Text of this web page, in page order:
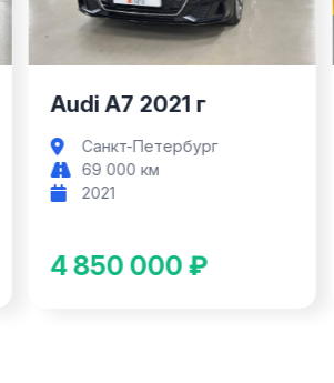
Audi A7 2021 г
Санкт-Петербург
69 000 км
2021
4 850 000 ₽